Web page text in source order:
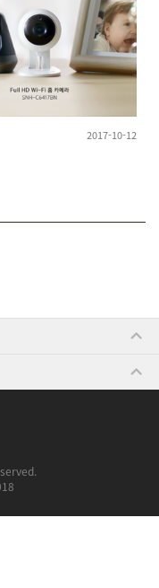
2017-10-12